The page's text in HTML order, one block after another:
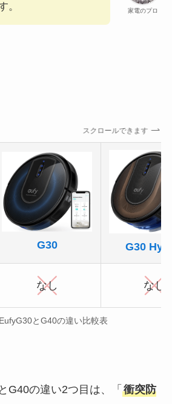
家電のプロ
。
スクロールできます
G30 G30
なし なし
とG40の違い比較表
G40の違い2つ目は、「 衝突防